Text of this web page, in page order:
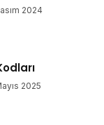
2024
2025